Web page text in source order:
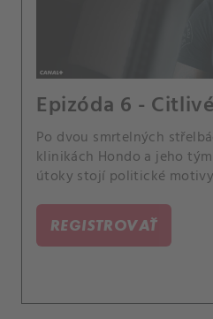
Epizóda 6 -
Po dvou smrtelných
klinikách Hondo a jeho
útoky stojí politické
REGISTROVAŤ